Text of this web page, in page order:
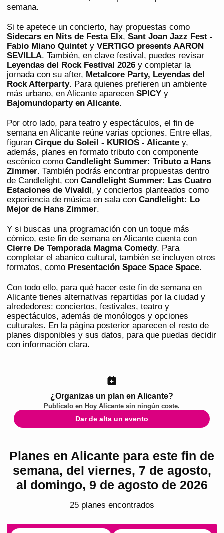
semana.
Si te apetece un concierto, hay propuestas como
Sidecars en Nits de Festa Elx, Sant Joan Jazz Fest -
Fabio Miano Quintet y VERTIGO presents AARON
SEVILLA. También, en clave festival, puedes revisar
Leyendas del Rock Festival 2026 y completar la
jornada con su after, Metalcore Party, Leyendas del
Rock Afterparty. Para quienes prefieren un ambiente
más urbano, en Alicante aparecen SPICY y
Bajomundoparty en Alicante.
Por otro lado, para teatro y espectáculos, el fin de
semana en Alicante reúne varias opciones. Entre ellas,
figuran Cirque du Soleil - KURIOS - Alicante y,
además, planes en formato tributo con componente
escénico como Candlelight Summer: Tributo a Hans
Zimmer. También podrás encontrar propuestas dentro
de Candlelight, con Candlelight Summer: Las Cuatro
Estaciones de Vivaldi, y conciertos planteados como
experiencia de música en sala con Candlelight: Lo
Mejor de Hans Zimmer.
Y si buscas una programación con un toque más
cómico, este fin de semana en Alicante cuenta con
Cierre De Temporada Magma Comedy. Para
completar el abanico cultural, también se incluyen otros
formatos, como Presentación Space Space Space.
Con todo ello, para qué hacer este fin de semana en
Alicante tienes alternativas repartidas por la ciudad y
alrededores: conciertos, festivales, teatro y
espectáculos, además de monólogos y opciones
culturales. En la página posterior aparecen el resto de
planes disponibles y sus datos, para que puedas decidir
con información clara.
¿Organizas un plan en Alicante?
Publícalo en Hoy Alicante sin ningún coste.
Dar de alta un evento
Planes en Alicante para este fin de
semana, del viernes, 7 de agosto,
al domingo, 9 de agosto de 2026
25planes encontrados